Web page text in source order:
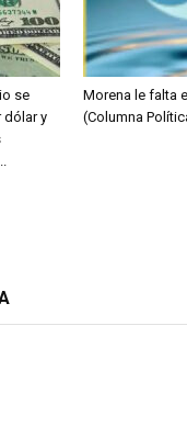
se
dólar y
Morena le falta
(Columna